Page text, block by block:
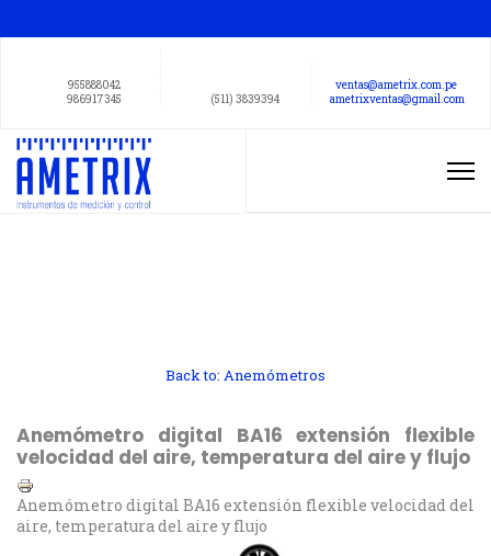
955888042
986917345
(511) 3839394
ventas@ametrix.com.pe
ametrixventas@gmail.com
Back to: Anemómetros
Anemómetro digital BA16 extensión flexible
velocidad del aire, temperatura del aire y flujo
Anemómetro digital BA16 extensión flexible velocidad del
aire, temperatura del aire y flujo